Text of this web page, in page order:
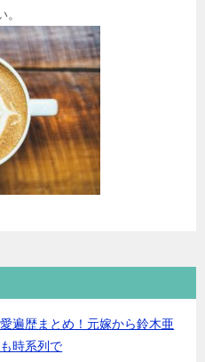
遍歴まとめ！元嫁から鈴木亜
時系列で